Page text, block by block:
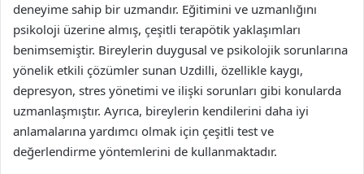
deneyime sahip bir uzmandır. Eğitimini ve uzmanlığını
psikoloji üzerine almış, çeşitli terapötik yaklaşımları
benimsemiştir. Bireylerin duygusal ve psikolojik sorunlarına
yönelik etkili çözümler sunan Uzdilli, özellikle kaygı,
depresyon, stres yönetimi ve ilişki sorunları gibi konularda
uzmanlaşmıştır. Ayrıca, bireylerin kendilerini daha iyi
anlamalarına yardımcı olmak için çeşitli test ve
değerlendirme yöntemlerini de kullanmaktadır.